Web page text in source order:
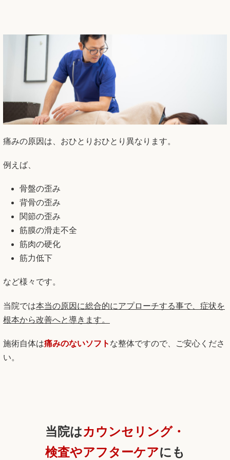
痛みの原因は、おひとりおひとり異なります。
例えば、
骨盤の歪み
背骨の歪み
関節の歪み
筋膜の滑走不全
筋肉の硬化
筋力低下
など様々です。
当院では本当の原因に総合的にアプローチする事で、症状を
根本から改善へと導きます。
施術自体は痛みのないソフト な整体ですので、ご安心くださ
い。
当院はカウンセリング・
検査やアフターケアにも